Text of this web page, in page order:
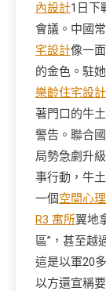
內設計1日下
會議。中國
宅設計像一
的金色。駐
樂齡住宅設計
著門口的牛
警告。聯合
局勢急劇升級
事行動，牛
一個空間心
R3 寓所翼地
區”，甚至越
這是以軍20
以方還宣稱